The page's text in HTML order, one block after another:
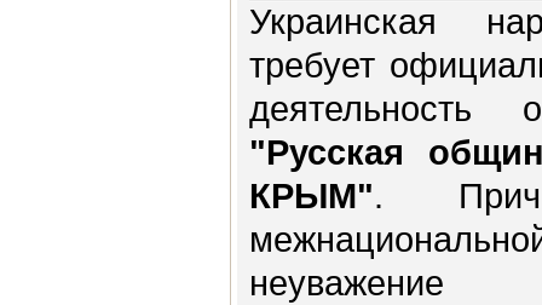
Украинская
требует
деятельность
"Русская
КРЫМ".